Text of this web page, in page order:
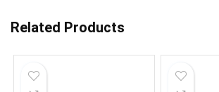
Related Products